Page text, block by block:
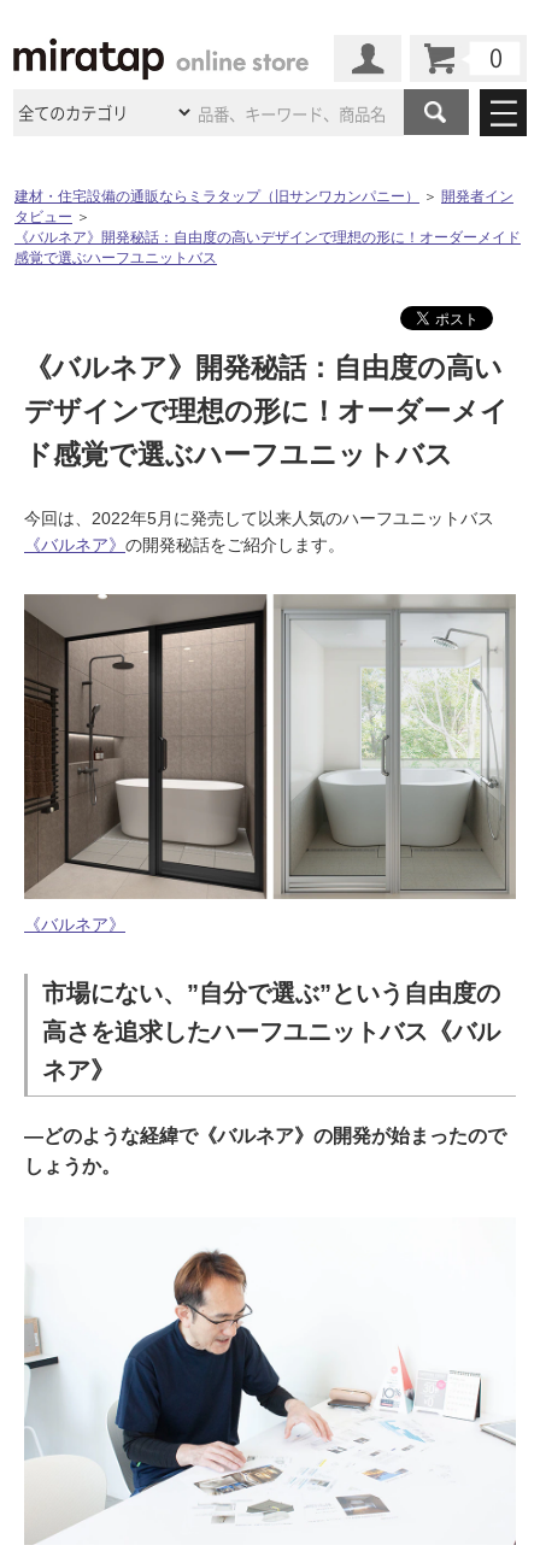
商品カテゴリ
洗面所・水回り タイル
浴室（風呂・バスルー
トイレ
ドア（扉）・建具・玄関
（外構）
ウッドデッキ フローリング・床材
収納 インテリア・家具
内装用建材 パネル・壁材
ロートアイアン 天然石・石材
メンテナンス・ 施工材 新商品
施工事例
ミラタップ のあるくらし お客様訪問インタビュー
店舗・施設事例
大阪ショールーム 仙台ショールーム
名古屋ショールーム 京都ショールーム
福岡ショールーム 札幌スマートショールー
ム
横浜スマートショールー
ム
ウェルビーみのおHDC
サポート
ご利用ガイド 初めての方へ
説明書・図面検索 水まわり3年保証
お役立ち情報 住まいのスタイリング
アイデア
ミラタップ
オンライン相談
その他サービス
ASOLIE
ェルジュ
SUVACO
かるリノベりす
建材・住宅設備の通販ならミラタップ（旧サンワカンパニー） ＞ 開発者イン
タビュー ＞
《バルネア》開発秘話：自由度の高いデザインで理想の形に！オーダーメイド
感覚で選ぶハーフユニットバス
《バルネア》開発秘話：自由度の高い
デザインで理想の形に！オーダーメイ
ド感覚で選ぶハーフユニットバス
今回は、2022年5月に発売して以来人気のハーフユニットバス
《バルネア》 の開発秘話をご紹介します。
《バルネア》
市場にない、”自分で選ぶ”という自由度の
高さを追求したハーフユニットバス《バル
ネア》
―どのような経緯で《バルネア》の開発が始まったので
しょうか。